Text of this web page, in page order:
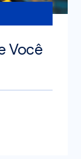
Você